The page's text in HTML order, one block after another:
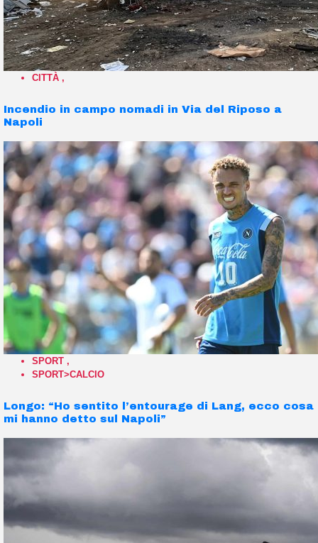
CITTÀ ,
Incendio in campo nomadi in Via del Riposo a
Napoli
SPORT ,
SPORT>CALCIO
Longo: “Ho sentito l’entourage di Lang, ecco cosa
mi hanno detto sul Napoli”